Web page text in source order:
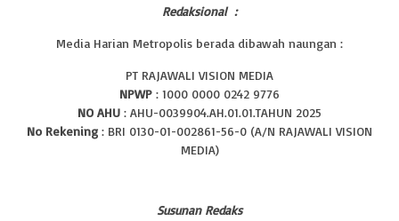
Redaksional :
Media Harian Metropolis berada dibawah naungan :
PT RAJAWALI VISION MEDIA
NPWP : 1000 0000 0242 9776
NO AHU : AHU-0039904.AH.01.01.TAHUN 2025
No Rekening : BRI 0130-01-002861-56-0 (A/N RAJAWALI VISION
MEDIA)
Susunan Redaks